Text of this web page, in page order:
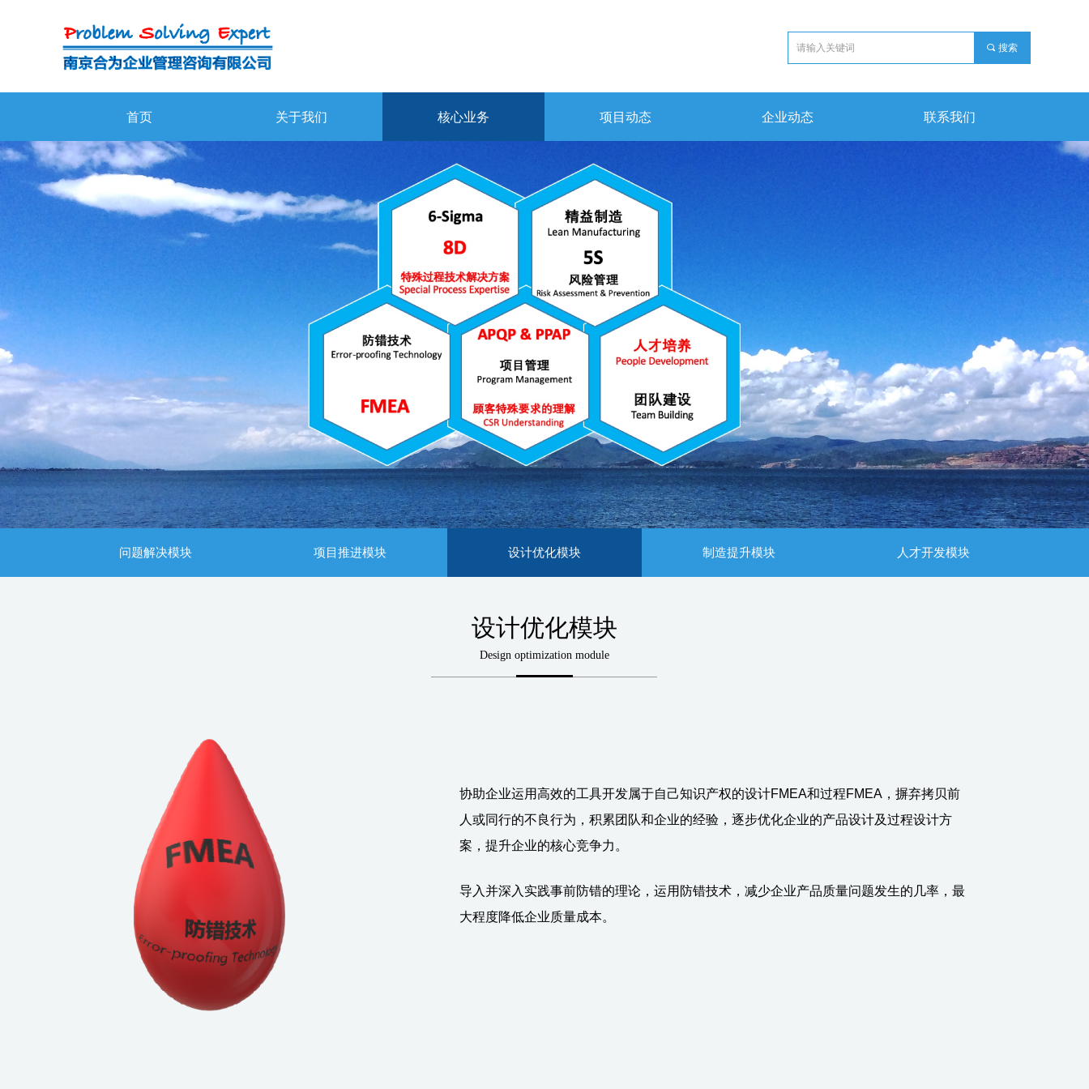
首页 关于我们 核心业务 项目动态 企业动态 联系我们
끠 搜索
问题解决模块 项目推进模块 设计优化模块 制造提升模块 人才开发模块
设计优化模块
Design optimization module
协助企业运用高效的工具开发属于自己知识产权的设计FMEA和过程FMEA，摒弃拷贝前
人或同行的不良行为，积累团队和企业的经验，逐步优化企业的产品设计及过程设计方
案，提升企业的核心竞争力。
导入并深入实践事前防错的理论，运用防错技术，减少企业产品质量问题发生的几率，最
大程度降低企业质量成本。